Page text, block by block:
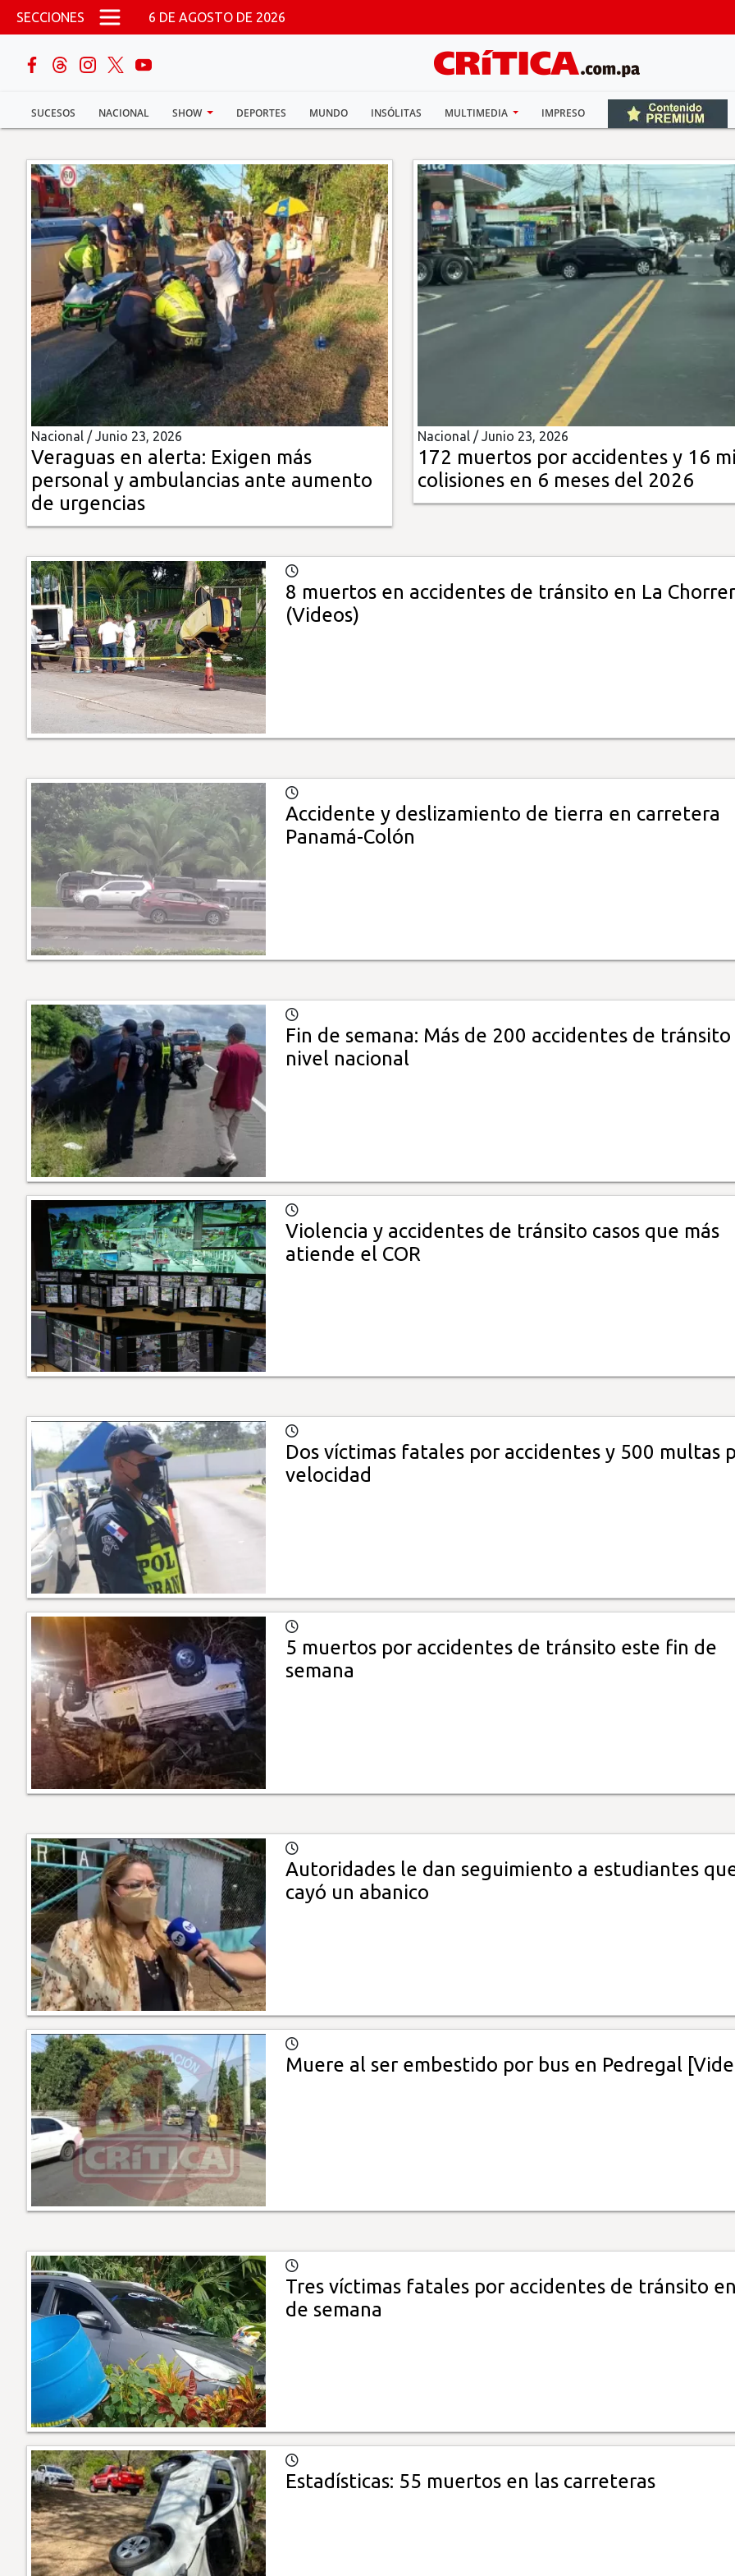
Pasar al contenido principal
SECCIONES 6 DE AGOSTO DE 2026
SUCESOS NACIONAL SHOW DEPORTES MUNDO INSÓLITAS MULTIMEDIA IMPRESO
buscar
Sucesos
Nacional
Política
Deportes
Mundo
Insólitas
Multimedia
Impreso
Nacional /Junio 23, 2026
Veraguas en alerta: Exigen más
personal y ambulancias ante aumento
de urgencias
Nacional /Junio 23, 2026
172 muertos por accidentes y 16
colisiones en 6 meses del 2026
8 muertos en accidentes de tránsito en La
(Videos)
Accidente y deslizamiento de tierra en carretera
Panamá-Colón
Fin de semana: Más de 200 accidentes de tránsito
nivel nacional
Violencia y accidentes de tránsito casos que más
atiende el COR
Dos víctimas fatales por accidentes y 500 multas
velocidad
5 muertos por accidentes de tránsito este fin de
semana
Autoridades le dan seguimiento a estudiantes
cayó un abanico
Muere al ser embestido por bus en Pedregal
Tres víctimas fatales por accidentes de tránsito
de semana
Estadísticas: 55 muertos en las carreteras